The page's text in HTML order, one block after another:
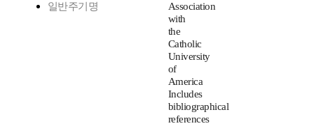
일반주기명
Association
with
the
Catholic
University
of
America
Includes
bibliographical
references